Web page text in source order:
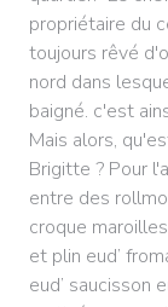
propriétaire du
toujours rêvé
nord dans
baigné. c'est
Mais alors,
Brigitte ? Pour
entre des
croque
et plin eud’
eud’ saucisson